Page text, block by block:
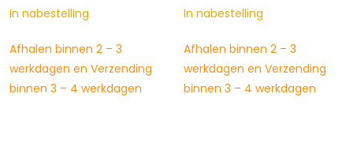
was:
€149,00.
In nabestelling
Afhalen binnen 2 – 3
werkdagen en Verzending
binnen 3 – 4 werkdagen
was:
€649,00.
In nabestelling
Afhalen binnen 2 – 3
werkdagen en Verzending
binnen 3 – 4 werkdagen